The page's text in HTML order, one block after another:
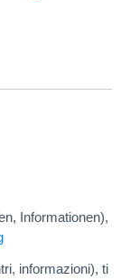
Informationen),
informazioni), ti